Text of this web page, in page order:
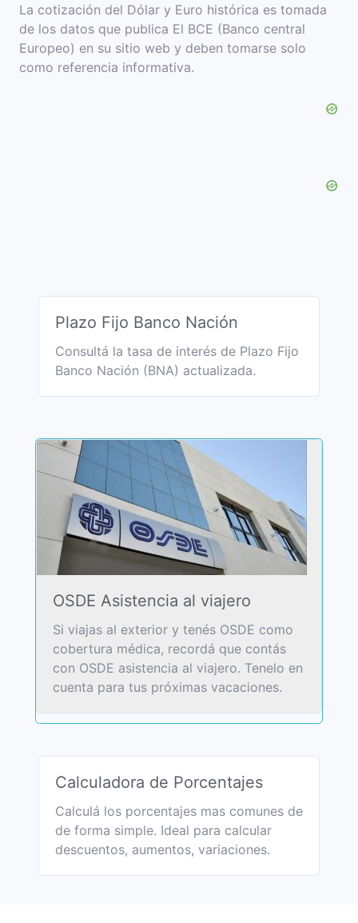
La cotización del Dólar y Euro histórica es tomada
de los datos que publica El BCE (Banco central
Europeo) en su sitio web y deben tomarse solo
como referencia informativa.
Plazo Fijo Banco Nación
Consultá la tasa de interés de Plazo Fijo
Banco Nación (BNA) actualizada.
OSDE Asistencia al viajero
Si viajas al exterior y tenés OSDE como
cobertura médica, recordá que contás
con OSDE asistencia al viajero. Tenelo en
cuenta para tus próximas vacaciones.
Calculadora de Porcentajes
Calculá los porcentajes mas comunes de
de forma simple. Ideal para calcular
descuentos, aumentos, variaciones.